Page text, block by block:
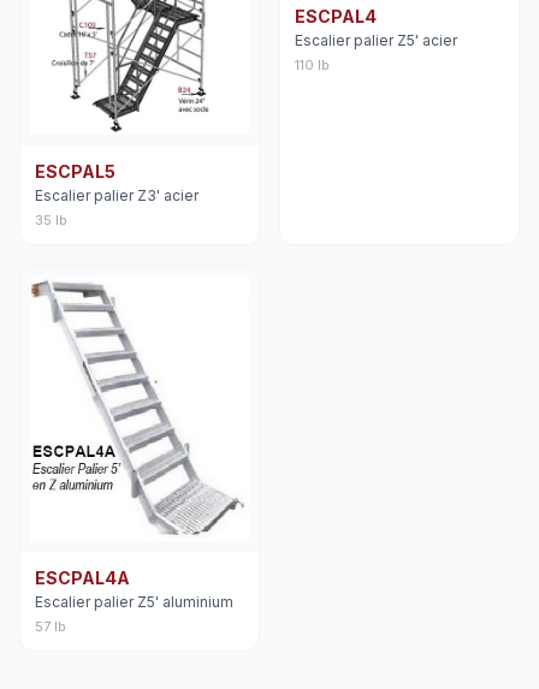
ESCPAL5
Escalier palier Z3' acier
35 lb
ESCPAL4
Escalier palier Z5' acier
110 lb
ESCPAL4A
Escalier palier Z5' aluminium
57 lb